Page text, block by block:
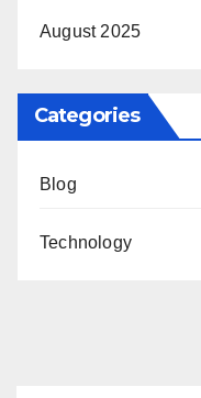
August 2025
Categories
Blog
Technology